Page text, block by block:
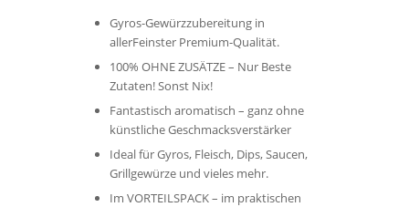
Gyros-Gewürzzubereitung in
allerFeinster Premium-Qualität.
100% OHNE ZUSÄTZE – Nur Beste
Zutaten! Sonst Nix!
Fantastisch aromatisch – ganz ohne
künstliche Geschmacksverstärker
Ideal für Gyros, Fleisch, Dips, Saucen,
Grillgewürze und vieles mehr.
Im VORTEILSPACK – im praktischen